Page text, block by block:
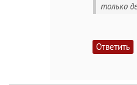
только
Ответить